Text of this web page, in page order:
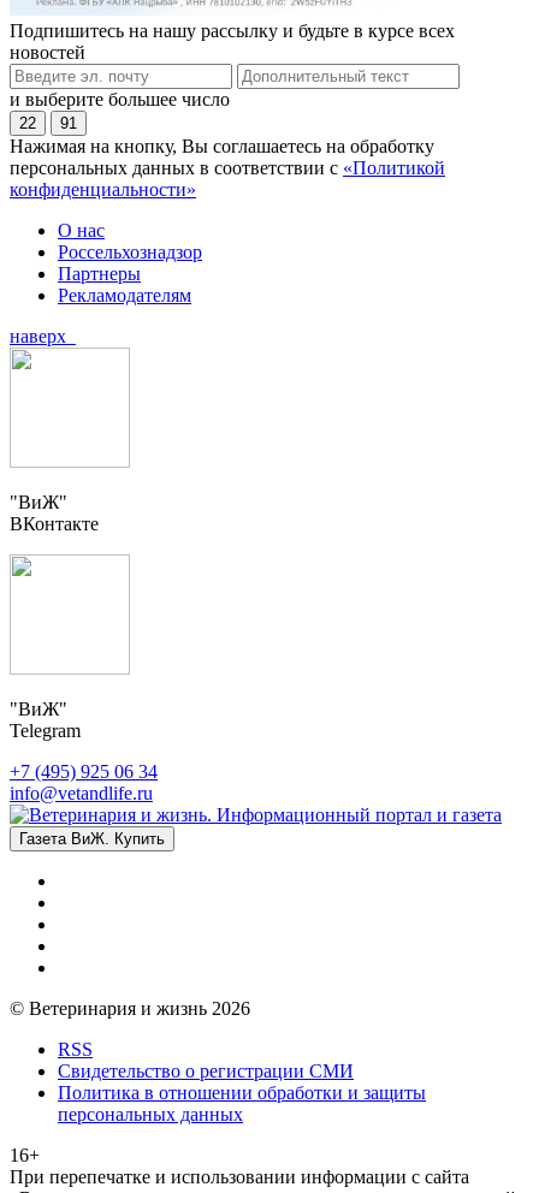
Подпишитесь на нашу рассылку и будьте в курсе всех
новостей
и выберите большее число
22 91
Нажимая на кнопку, Вы соглашаетесь на обработку
персональных данных в соответствии с «Политикой
конфиденциальности»
О нас
Россельхознадзор
Партнеры
Рекламодателям
наверх
"ВиЖ"
ВКонтакте
"ВиЖ"
Telegram
+7 (495) 925 06 34
info@vetandlife.ru
Газета ВиЖ. Купить
© Ветеринария и жизнь 2026
RSS
Свидетельство о регистрации СМИ
Политика в отношении обработки и защиты
персональных данных
16+
При перепечатке и использовании информации с сайта